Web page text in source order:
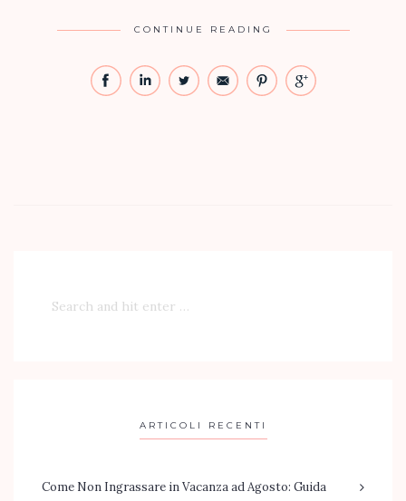
CONTINUE READING
ARTICOLI RECENTI
Come Non Ingrassare in Vacanza ad Agosto: Guida